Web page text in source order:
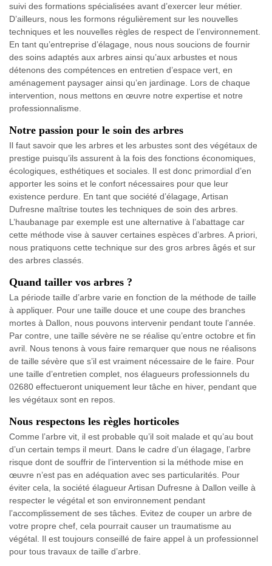
suivi des formations spécialisées avant d’exercer leur métier.
D’ailleurs, nous les formons régulièrement sur les nouvelles
techniques et les nouvelles règles de respect de l’environnement.
En tant qu’entreprise d’élagage, nous nous soucions de fournir
des soins adaptés aux arbres ainsi qu’aux arbustes et nous
détenons des compétences en entretien d’espace vert, en
aménagement paysager ainsi qu’en jardinage. Lors de chaque
intervention, nous mettons en œuvre notre expertise et notre
professionnalisme.
Notre passion pour le soin des arbres
Il faut savoir que les arbres et les arbustes sont des végétaux de
prestige puisqu’ils assurent à la fois des fonctions économiques,
écologiques, esthétiques et sociales. Il est donc primordial d’en
apporter les soins et le confort nécessaires pour que leur
existence perdure. En tant que société d’élagage, Artisan
Dufresne maîtrise toutes les techniques de soin des arbres.
L’haubanage par exemple est une alternative à l’abattage car
cette méthode vise à sauver certaines espèces d’arbres. A priori,
nous pratiquons cette technique sur des gros arbres âgés et sur
des arbres classés.
Quand tailler vos arbres ?
La période taille d’arbre varie en fonction de la méthode de taille
à appliquer. Pour une taille douce et une coupe des branches
mortes à Dallon, nous pouvons intervenir pendant toute l’année.
Par contre, une taille sévère ne se réalise qu’entre octobre et fin
avril. Nous tenons à vous faire remarquer que nous ne réalisons
de taille sévère que s’il est vraiment nécessaire de le faire. Pour
une taille d’entretien complet, nos élagueurs professionnels du
02680 effectueront uniquement leur tâche en hiver, pendant que
les végétaux sont en repos.
Nous respectons les règles horticoles
Comme l’arbre vit, il est probable qu’il soit malade et qu’au bout
d’un certain temps il meurt. Dans le cadre d’un élagage, l’arbre
risque dont de souffrir de l’intervention si la méthode mise en
œuvre n’est pas en adéquation avec ses particularités. Pour
éviter cela, la société élagueur Artisan Dufresne à Dallon veille à
respecter le végétal et son environnement pendant
l’accomplissement de ses tâches. Evitez de couper un arbre de
votre propre chef, cela pourrait causer un traumatisme au
végétal. Il est toujours conseillé de faire appel à un professionnel
pour tous travaux de taille d’arbre.